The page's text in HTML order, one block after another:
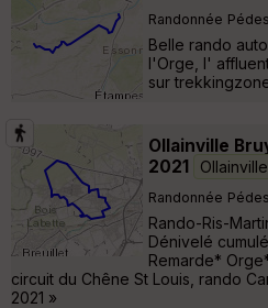
Randonnée
Belle rando
l'Orge, l'
sur
Ollainville
2021
Ollainville
Randonnée
Rando-Ris-
Dénivelé
Remarde*
circuit du Chêne St Louis, rando
2021 »